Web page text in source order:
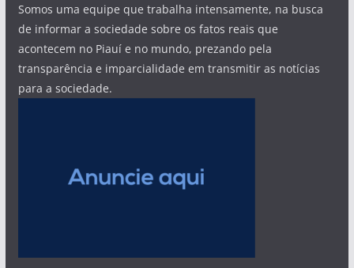
Somos uma equipe que trabalha intensamente, na busca
de informar a sociedade sobre os fatos reais que
acontecem no Piauí e no mundo, prezando pela
transparência e imparcialidade em transmitir as notícias
para a sociedade.